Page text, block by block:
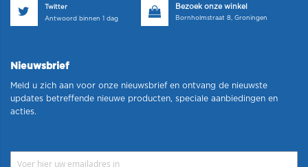
Twitter
Antwoord binnen 1 dag
Bezoek onze winkel
Bornholmstraat 8, Groningen
Nieuwsbrief
Meld u zich aan voor onze nieuwsbrief en ontvang de nieuwste
updates betreffende nieuwe producten, speciale aanbiedingen en
acties.